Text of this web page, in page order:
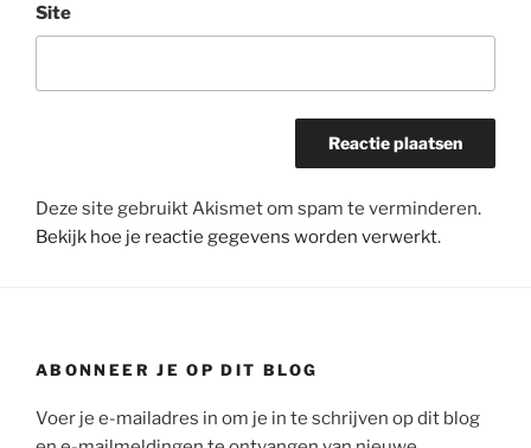
Site
Deze site gebruikt Akismet om spam te verminderen.
Bekijk hoe je reactie gegevens worden verwerkt.
ABONNEER JE OP DIT BLOG
Voer je e-mailadres in om je in te schrijven op dit blog